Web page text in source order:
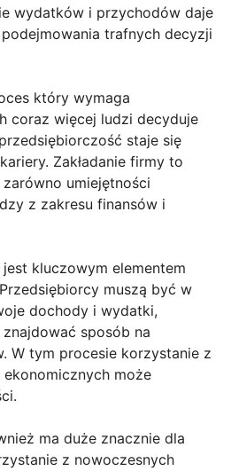
wydatków i przychodów daje
trafnych decyzji
który wymaga
coraz więcej ludzi decyduje
staje się
Zakładanie firmy to
umiejętności
z zakresu finansów i
kluczowym elementem
muszą być w
dochody i wydatki,
sposób na
W tym procesie korzystanie z
może
ma duże znacznie dla
z nowoczesnych